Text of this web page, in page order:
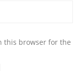
this browser for the